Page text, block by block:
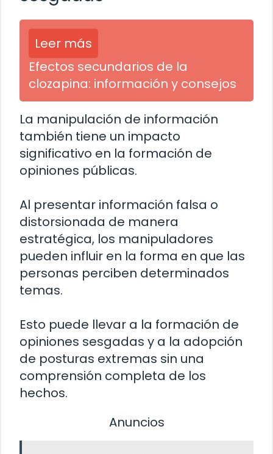
Leer más
Efectos secundarios de la
clozapina: información y consejos
La manipulación de información
también tiene un impacto
significativo en la formación de
opiniones públicas.
Al presentar información falsa o
distorsionada de manera
estratégica, los manipuladores
pueden influir en la forma en que las
personas perciben determinados
temas.
Esto puede llevar a la formación de
opiniones sesgadas y a la adopción
de posturas extremas sin una
comprensión completa de los
hechos.
Anuncios